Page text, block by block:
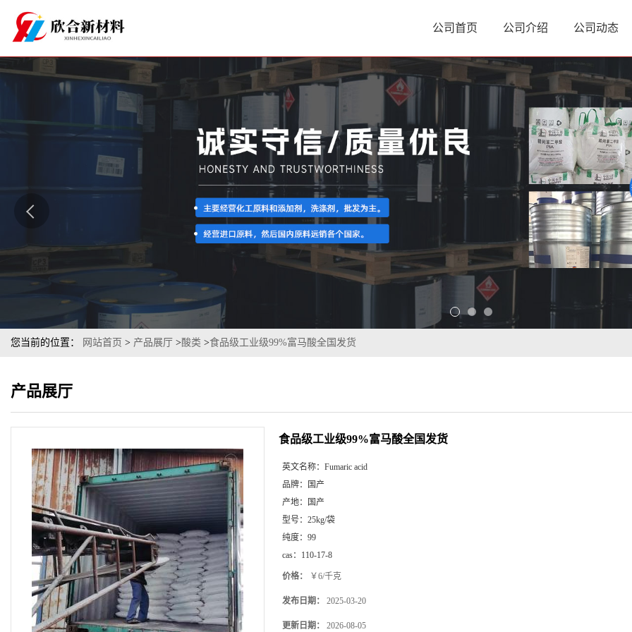
公司首页 公司介绍 公司动态
您当前的位置： 网站首页 > 产品展厅 >酸类 >食品级工业级99%富马酸全国发货
产品展厅
食品级工业级99%富马酸全国发货
英文名称： Fumaric acid
品牌：
国产
产地：
国产
型号： 25kg/袋
纯度： 99
cas： 110-17-8
价格： ￥6/千克
发布日期： 2025-03-20
更新日期： 2026-08-05